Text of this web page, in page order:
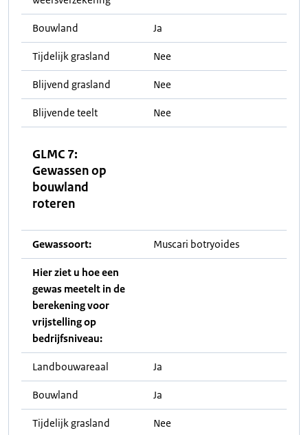
Bouwland Ja
Tijdelijk grasland Nee
Blijvend grasland Nee
Blijvende teelt Nee
GLMC 7:
Gewassen op
bouwland
roteren
Gewassoort: Muscari botryoides
Hier ziet u hoe een
gewas meetelt in de
berekening voor
vrijstelling op
bedrijfsniveau:
Landbouwareaal Ja
Bouwland Ja
Tijdelijk grasland Nee